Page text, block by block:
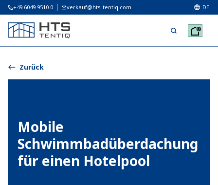
+49 6049 9510 0 verkauf@hts-tentiq.com DE
Zurück
Mobile
Schwimmbadüberdachung
für einen Hotelpool